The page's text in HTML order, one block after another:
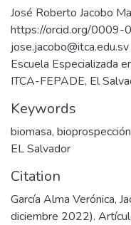
José Roberto Jacobo
https://orcid.org/
jose.jacobo@itca.edu.sv
Escuela Especializada
ITCA-FEPADE, El
Keywords
biomasa, bioprospección
EL Salvador
Citation
García Alma Verónica,
diciembre 2022).